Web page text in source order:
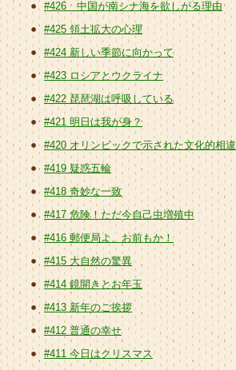
#426 中国が南シナ海を欲しがる理由
#425 領土拡大の心理
#424 新しい季節に向かって
#423 ロシアとウクライナ
#422 琵琶湖は呼吸している
#421 明日は我が身？
#420 オリンピックで示された文化的相違
#419 疑惑五輪
#418 奇妙な一致
#417 危険！ただ今自己虫増殖中
#416 郵便局よ、お前もか！
#415 大自然の驚異
#414 鏡開きとお年玉
#413 新年のご挨拶
#412 普通の幸せ
#411 今日はクリスマス